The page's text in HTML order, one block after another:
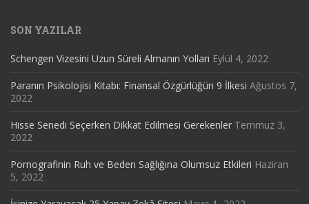
SON YAZILAR
Schengen Vizesini Uzun Süreli Almanın Yolları Eylül 4, 2022
Paranın Psikolojisi Kitabı: Finansal Özgürlüğün 9 İlkesi Ağustos 7,
2022
Hisse Senedi Seçerken Dikkat Edilmesi Gerekenler Temmuz 3,
2022
Pornografinin Ruh ve Beden Sağlığına Olumsuz Etkileri Haziran
5, 2022